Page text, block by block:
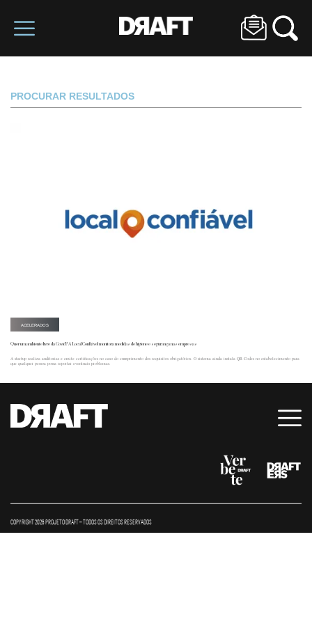
PROCURAR RESULTADOS
ACELERADOS
Quer um ambiente livre da Covid? A Local Confiável monitora medidas de higiene e segurança nas empresas
A startup realiza auditorias e emite certificações no caso do cumprimento dos requisitos obrigatórios. O sistema ainda instala QR Codes no estabelecimento para
que qualquer pessoa possa reportar eventuais problemas.
COPYRIGHT 2026 PROJETO DRAFT – TODOS OS DIREITOS RESERVADOS